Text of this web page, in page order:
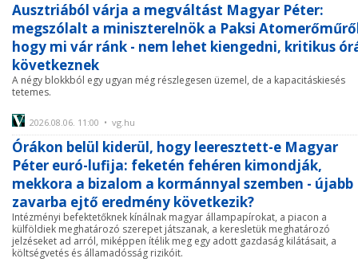
Ausztriából várja a megváltást Magyar Péter:
megszólalt a miniszterelnök a Paksi
hogy mi vár ránk - nem lehet kiengedni, kritikus
következnek
A négy blokkból egy ugyan még részlegesen üzemel, de a kapacitáskiesés
tetemes.
2026.08.06. 11:00 • vg.hu
Órákon belül kiderül, hogy leeresztett-e Magyar
Péter euró-lufija: feketén fehéren kimondják,
mekkora a bizalom a kormánnyal szemben - újabb
zavarba ejtő eredmény következik?
Intézményi befektetőknek kínálnak magyar állampapírokat, a piacon a
külföldiek meghatározó szerepet játszanak, a keresletük meghatározó
jelzéseket ad arról, miképpen ítélik meg egy adott gazdaság kilátásait, a
költségvetés és államadósság rizikóit.